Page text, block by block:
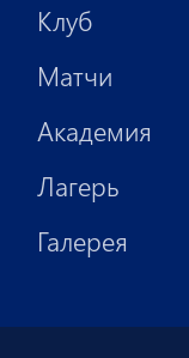
Клуб
Матчи
Академия
Лагерь
Галерея